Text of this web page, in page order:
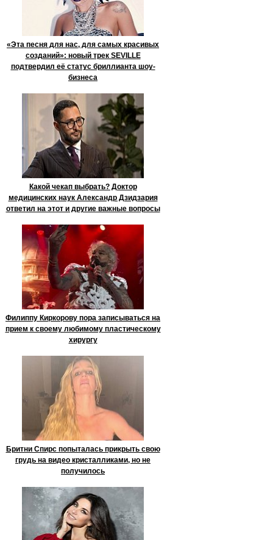
«Эта песня для нас, для самых красивых
созданий»: новый трек SEVILLE
подтвердил её статус бриллианта шоу-
бизнеса
Какой чекап выбрать? Доктор
медицинских наук Александр Дзидзария
ответил на этот и другие важные вопросы
Филиппу Киркорову пора записываться на
прием к своему любимому пластическому
хирургу
Бритни Спирс попыталась прикрыть свою
грудь на видео кристалликами, но не
получилось